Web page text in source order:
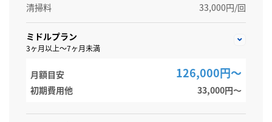
清掃料
33,000円/回
ミドルプラン
3ヶ月以上～7ヶ月未満
月額目安 126,000円～
初期費用他 33,000円〜